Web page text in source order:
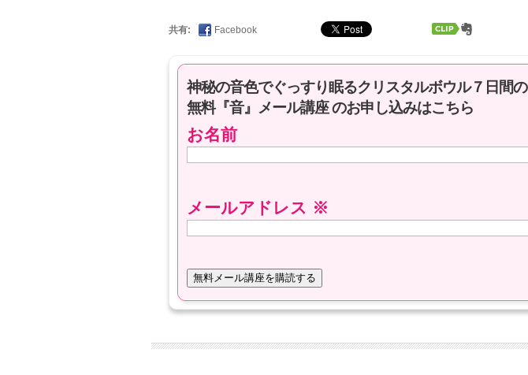
共有: Facebook
神秘の音色でぐっすり眠るクリスタルボウル７日間の
無料『音』メール講座 のお申し込みはこちら
お名前
メールアドレス ※